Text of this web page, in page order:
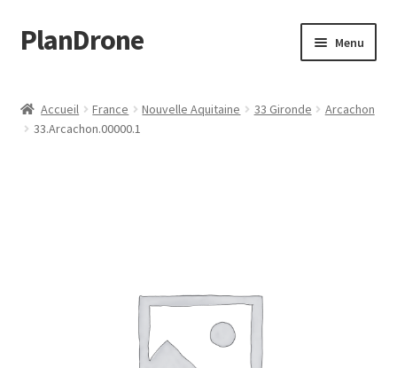
Aller
à
navigation
Aller
au
PlanDrone Menu
Boutique
Accueil France Nouvelle Aquitaine 33 Gironde
Arcachon
33.Arcachon.00000.1